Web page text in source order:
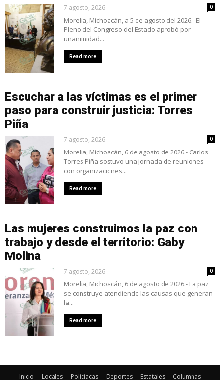
7 agosto, 2026 0
Morelia, Michoacán, a 5 de agosto del 2026.- El
Pleno del Congreso del Estado aprobó por
unanimidad...
Read more
Escuchar a las víctimas es el primer
paso para construir justicia: Torres
Piña
7 agosto, 2026 0
Morelia, Michoacán, 6 de agosto de 2026.- Carlos
Torres Piña sostuvo una jornada de reuniones
con organizaciones...
Read more
Las mujeres construimos la paz con
trabajo y desde el territorio: Gaby
Molina
7 agosto, 2026 0
Morelia, Michoacán, 6 de agosto de 2026.- La paz
se construye atendiendo las causas que generan
la...
Read more
Inicio Locales Policiacas Deportes Estatales Columnas